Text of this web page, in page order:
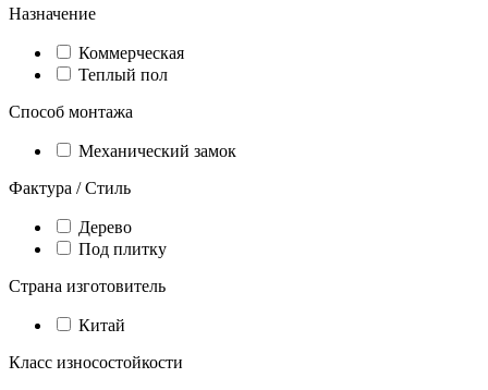
Назначение
Коммерческая
Теплый пол
Способ монтажа
Механический замок
Фактура / Стиль
Дерево
Под плитку
Страна изготовитель
Китай
Класс износостойкости